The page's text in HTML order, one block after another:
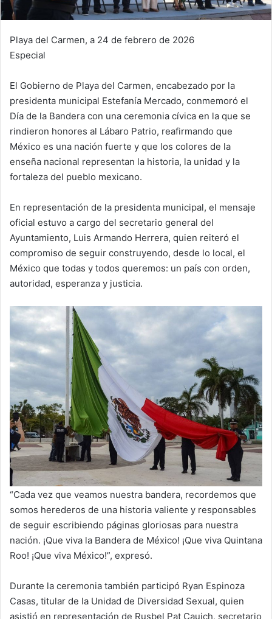
Playa del Carmen, a 24 de febrero de 2026
Especial
El Gobierno de Playa del Carmen, encabezado por la
presidenta municipal Estefanía Mercado, conmemoró el
Día de la Bandera con una ceremonia cívica en la que se
rindieron honores al Lábaro Patrio, reafirmando que
México es una nación fuerte y que los colores de la
enseña nacional representan la historia, la unidad y la
fortaleza del pueblo mexicano.
En representación de la presidenta municipal, el mensaje
oficial estuvo a cargo del secretario general del
Ayuntamiento, Luis Armando Herrera, quien reiteró el
compromiso de seguir construyendo, desde lo local, el
México que todas y todos queremos: un país con orden,
autoridad, esperanza y justicia.
“Cada vez que veamos nuestra bandera, recordemos que
somos herederos de una historia valiente y responsables
de seguir escribiendo páginas gloriosas para nuestra
nación. ¡Que viva la Bandera de México! ¡Que viva Quintana
Roo! ¡Que viva México!”, expresó.
Durante la ceremonia también participó Ryan Espinoza
Casas, titular de la Unidad de Diversidad Sexual, quien
asistió en representación de Rusbel Pat Cauich, secretario